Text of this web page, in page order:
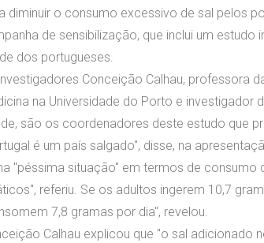
diminuir o consumo excessivo de sal pelos
de sensibilização, que inclui um
dos portugueses.
Conceição Calhau, professora
na Universidade do Porto e investigador
são os coordenadores deste estudo que
é um país salgado", disse, na
"péssima situação" em termos de consumo
referiu. Se os adultos ingerem 10,7
7,8 gramas por dia", revelou.
Calhau explicou que "o sal